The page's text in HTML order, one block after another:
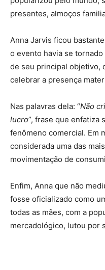
presentes, almoços
Anna Jarvis ficou
o evento havia se
de seu principal objetivo,
celebrar a presença
Nas palavras dela: “Não
lucro”, frase que enfatiza
fenômeno comercial. Em
considerada uma das
movimentação de
Enfim, Anna que não
fosse oficializado como
todas as mães, com a
mercadológico, lutou por